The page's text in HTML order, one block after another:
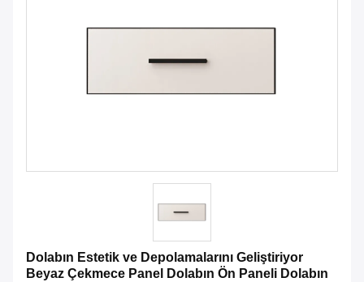
Dolabın Estetik ve Depolamalarını Geliştiriyor
Beyaz Çekmece Panel Dolabın Ön Paneli Dolabın